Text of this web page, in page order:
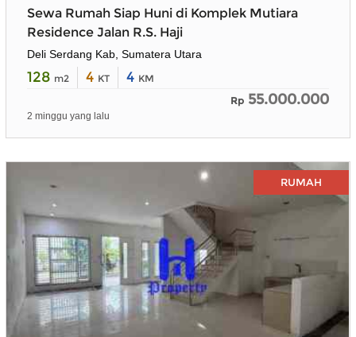
Sewa Rumah Siap Huni di Komplek Mutiara
Residence Jalan R.S. Haji
Deli Serdang Kab, Sumatera Utara
128 m2 4 KT 4 KM
Rp 55.000.000
2 minggu yang lalu
RUMAH